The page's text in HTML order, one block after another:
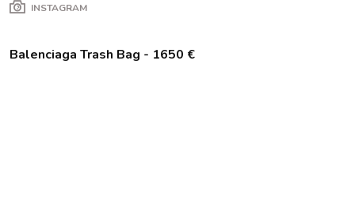
INSTAGRAM
Balenciaga Trash Bag - 1650 €